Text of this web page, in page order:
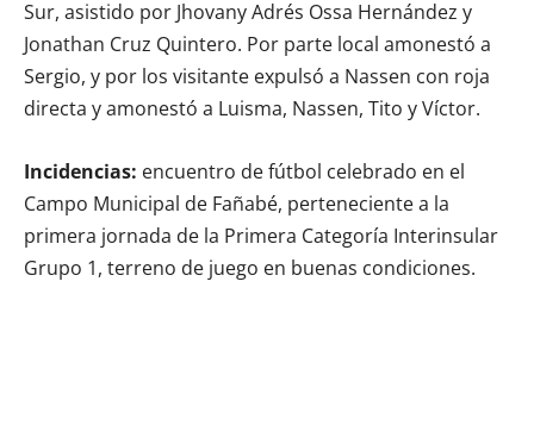
Sur, asistido por Jhovany Adrés Ossa Hernández y
Jonathan Cruz Quintero. Por parte local amonestó a
Sergio, y por los visitante expulsó a Nassen con roja
directa y amonestó a Luisma, Nassen, Tito y Víctor.
Incidencias: encuentro de fútbol celebrado en el
Campo Municipal de Fañabé, perteneciente a la
primera jornada de la Primera Categoría Interinsular
Grupo 1, terreno de juego en buenas condiciones.